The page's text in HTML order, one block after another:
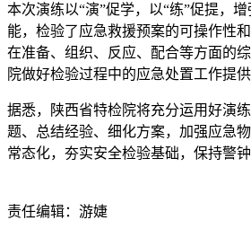
本次演练以“演”促学，以“练”促提，
能，检验了应急救援预案的可操作性
在准备、组织、反应、配合等方面的
院做好检验过程中的应急处置工作提
据悉，陕西省特检院将充分运用好演
题、总结经验、细化方案，加强应急
常态化，夯实安全检验基础，保持警钟
责任编辑：游婕